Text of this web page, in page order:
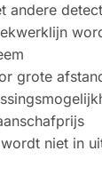
andere
grote
niet in